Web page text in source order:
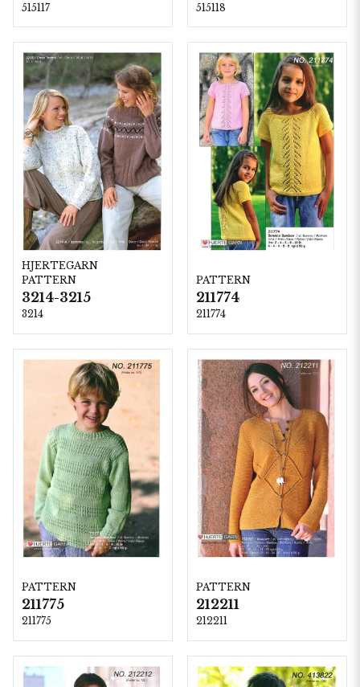
515117 515118
HJERTEGARN
PATTERN
3214-3215
3214
PATTERN
211774
211774
PATTERN
211775
211775
PATTERN
212211
212211